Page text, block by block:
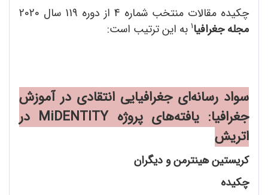
چکیده مقالات منتخب شماره 4 از دوره 119 سال 2020
مجله جغرافیا1 به این ترتیب است:
سواد رسانهای جغرافیایی انتقادی در آموزش
جغرافیا: یافتههای پروژهMiDENTITY در
اتریش
کریستین هینترمن و دیگران
چکیده